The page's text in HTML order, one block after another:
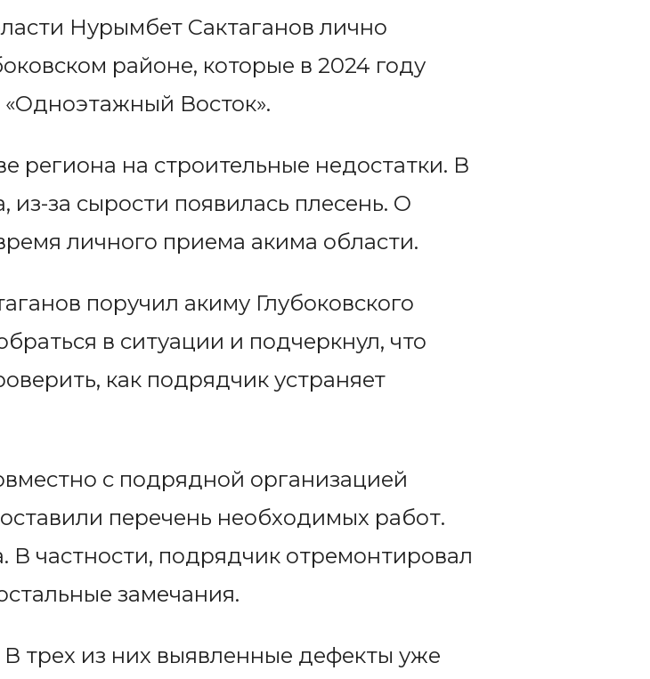
Нурымбет Сактаганов лично
районе, которые в 2024 году
Восток».
региона на строительные недостатки. В
за сырости появилась плесень. О
личного приема акима области.
поручил акиму Глубоковского
в ситуации и подчеркнул, что
как подрядчик устраняет
с подрядной организацией
перечень необходимых работ.
В частности, подрядчик отремонтировал
замечания.
трех из них выявленные дефекты уже